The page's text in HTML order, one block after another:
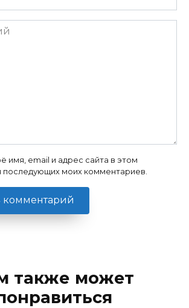
имя, email и адрес сайта в этом
последующих моих комментариев.
также может